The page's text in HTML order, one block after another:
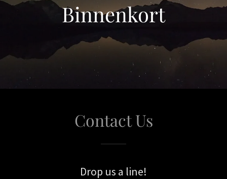
Binnenkort
Contact Us
Drop us a line!